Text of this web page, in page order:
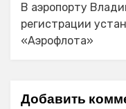
В аэропорту
регистрации
«Аэрофлота»
Добавить